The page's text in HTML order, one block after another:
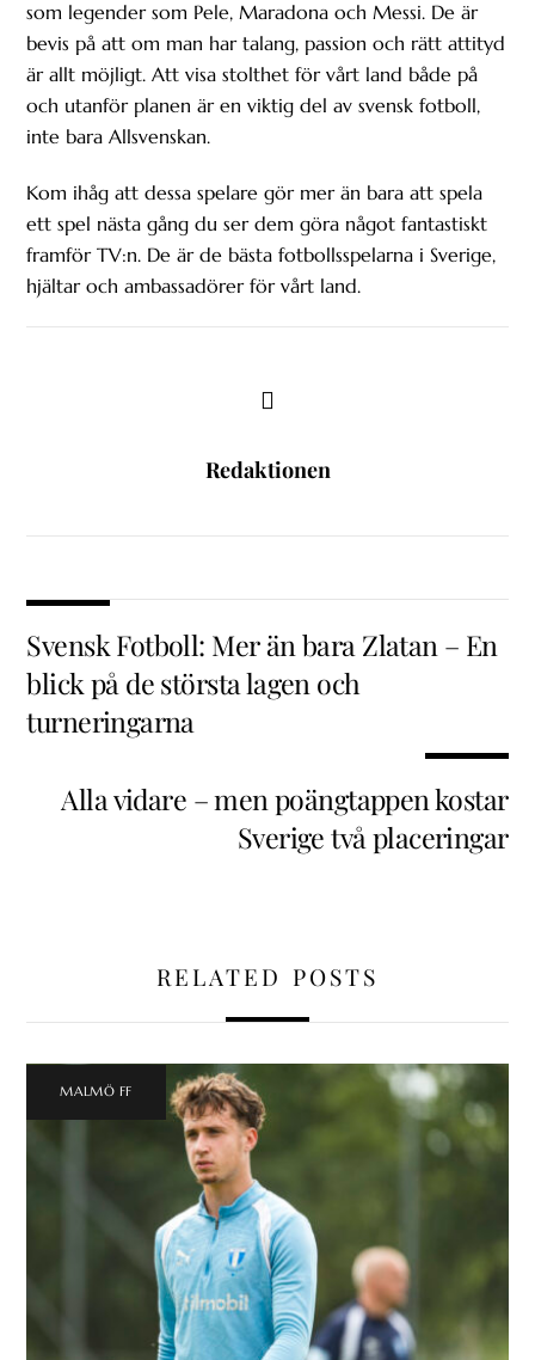
som legender som Pele, Maradona och Messi. De är
bevis på att om man har talang, passion och rätt attityd
är allt möjligt. Att visa stolthet för vårt land både på
och utanför planen är en viktig del av svensk fotboll,
inte bara Allsvenskan.
Kom ihåg att dessa spelare gör mer än bara att spela
ett spel nästa gång du ser dem göra något fantastiskt
framför TV:n. De är de bästa fotbollsspelarna i Sverige,
hjältar och ambassadörer för vårt land.
Redaktionen
Svensk Fotboll: Mer än bara Zlatan – En
blick på de största lagen och
turneringarna
Alla vidare – men poängtappen kostar
Sverige två placeringar
RELATED POSTS
MALMÖ FF